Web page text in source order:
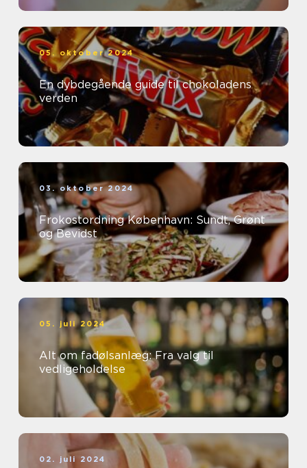
05. oktober 2024
En dybdegående guide til chokoladens
verden
03. oktober 2024
Frokostordning København: Sundt, Grønt
og Bevidst
05. juli 2024
Alt om fadølsanlæg: Fra valg til
vedligeholdelse
02. juli 2024